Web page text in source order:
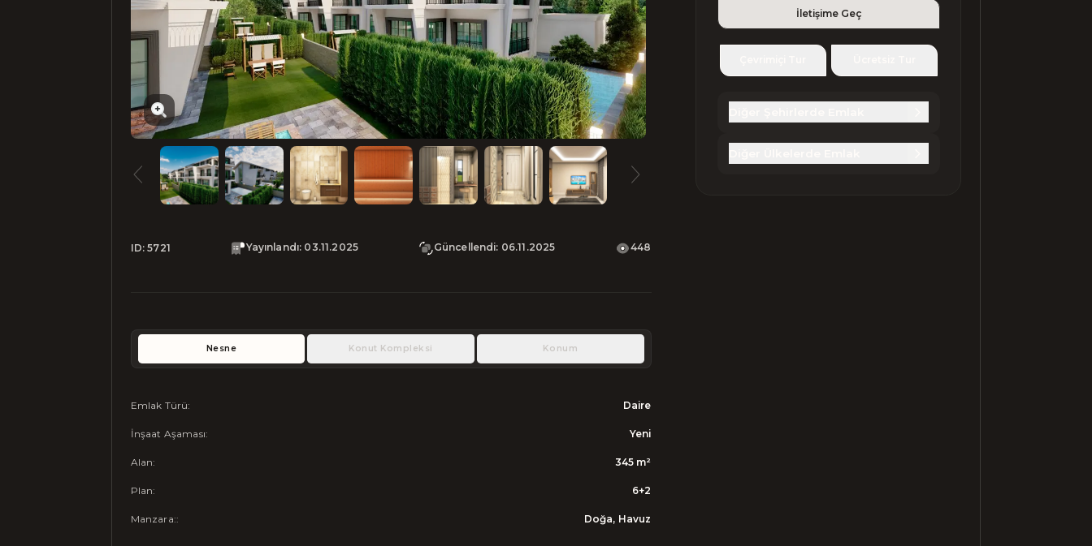
ID:5721 Yayınlandı: 03.11.2025 Güncellendi: 06.11.2025 448
Nesne Konut Kompleksi Konum
Emlak Türü: Daire
İnşaat Aşaması: Yeni
Alan: 345 m²
Plan: 6+2
Manzara:: Doğa, Havuz
İletişime Geç